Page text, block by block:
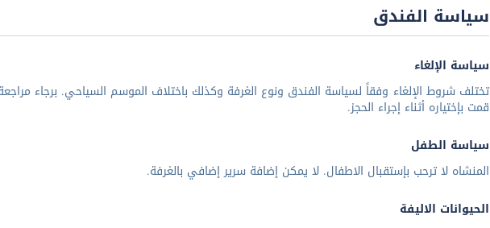
سياسة الفندق
سياسة الإلغاء
تختلف شروط الإلغاء وفقاً لسياسة الفندق ونوع الغرفة وكذلك باختلاف الموسم السياحي. برجاء
قمت بإختياره أثناء إجراء الحجز.
سياسة الطفل
المنشاه لا ترحب بإستقبال الاطفال. لا يمكن إضافة سرير إضافي بالغرفة.
الحيوانات الاليفة